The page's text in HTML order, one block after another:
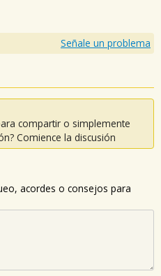
Señale un problema
compartir o simplemente
Comience la discusión
acordes o consejos para